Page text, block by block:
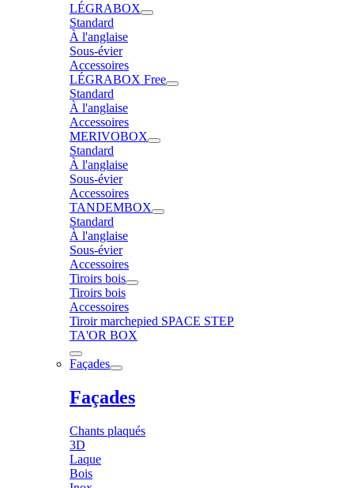
LÉGRABOX
Standard
À l'anglaise
Sous-évier
Accessoires
LÉGRABOX Free
Standard
À l'anglaise
Accessoires
MERIVOBOX
Standard
À l'anglaise
Sous-évier
Accessoires
TANDEMBOX
Standard
À l'anglaise
Sous-évier
Accessoires
Tiroirs bois
Tiroirs bois
Accessoires
Tiroir marchepied SPACE STEP
TA'OR BOX
Façades
Façades
Chants plaqués
3D
Laque
Bois